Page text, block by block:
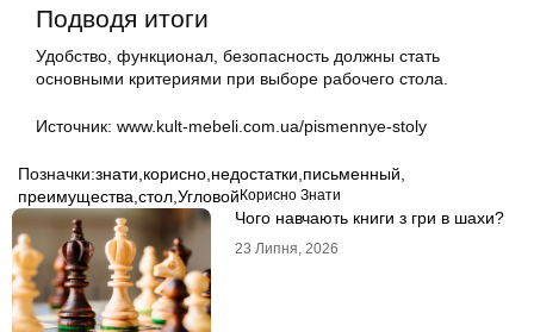
Подводя итоги
Удобство, функционал, безопасность должны стать
основными критериями при выборе рабочего стола.
Источник: www.kult-mebeli.com.ua/pismennye-stoly
Позначки:знати корисно недостатки письменный
преимущества стол Угловой Корисно Знати
Чого навчають книги з гри в шахи?
23 Липня, 2026